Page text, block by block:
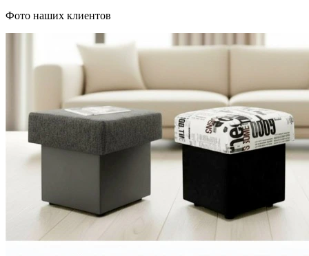
Фото наших клиентов